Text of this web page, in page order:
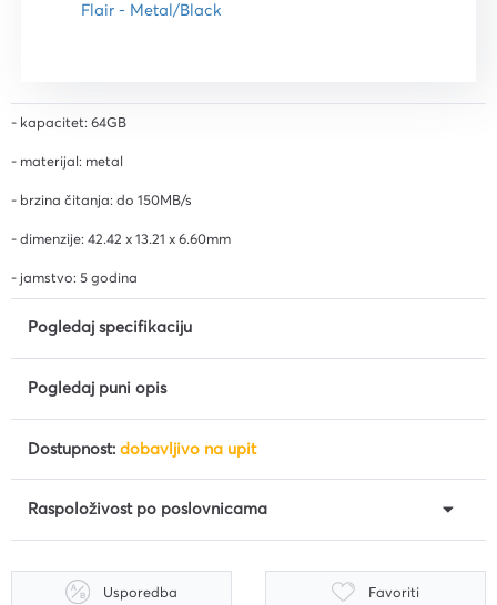
- kapacitet: 64GB
- materijal: metal
- brzina čitanja: do 150MB/s
- dimenzije: 42.42 x 13.21 x 6.60mm
- jamstvo: 5 godina
Pogledaj specifikaciju
Pogledaj puni opis
Dostupnost: dobavljivo na upit
Raspoloživost po poslovnicama
Usporedba Favoriti